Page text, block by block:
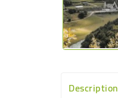
Description